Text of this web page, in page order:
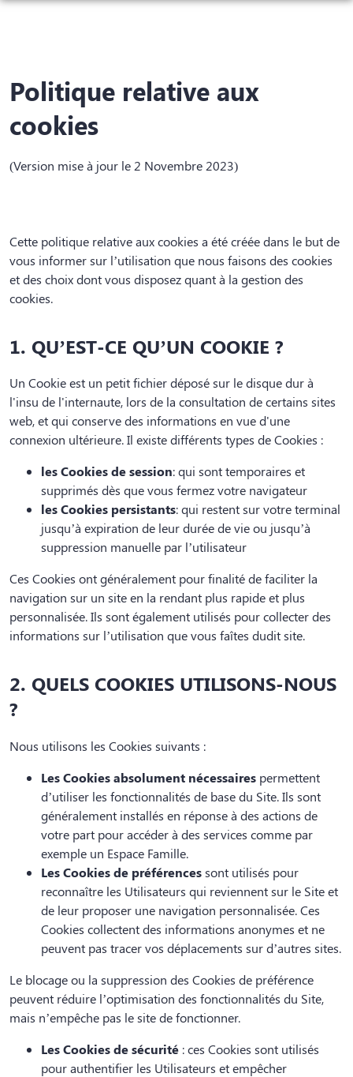
PRÉVOIR SES OBSÈQUES
MONUMENTS FUNÉRAIRES
SERVICES AUX FAMILLES
NOTRE CHAMBRE FUNÉRAIRE
CONFIGUREZ VOTRE MONUMENT
ESPACES HOMMAGES
Politique relative aux
cookies
(Version mise à jour le 2 Novembre 2023)
Cette politique relative aux cookies a été créée dans le but de
vous informer sur l’utilisation que nous faisons des cookies
et des choix dont vous disposez quant à la gestion des
cookies.
1. QU’EST-CE QU’UN COOKIE ?
Un Cookie est un petit fichier déposé sur le disque dur à
l'insu de l'internaute, lors de la consultation de certains sites
web, et qui conserve des informations en vue d'une
connexion ultérieure. Il existe différents types de Cookies :
les Cookies de session: qui sont temporaires et
supprimés dès que vous fermez votre navigateur
les Cookies persistants: qui restent sur votre terminal
jusqu’à expiration de leur durée de vie ou jusqu’à
suppression manuelle par l’utilisateur
Ces Cookies ont généralement pour finalité de faciliter la
navigation sur un site en la rendant plus rapide et plus
personnalisée. Ils sont également utilisés pour collecter des
informations sur l’utilisation que vous faîtes dudit site.
2. QUELS COOKIES UTILISONS-NOUS
?
Nous utilisons les Cookies suivants :
Les Cookies absolument nécessaires permettent
d’utiliser les fonctionnalités de base du Site. Ils sont
généralement installés en réponse à des actions de
votre part pour accéder à des services comme par
exemple un Espace Famille.
Les Cookies de préférencessont utilisés pour
reconnaître les Utilisateurs qui reviennent sur le Site et
de leur proposer une navigation personnalisée. Ces
Cookies collectent des informations anonymes et ne
peuvent pas tracer vos déplacements sur d’autres sites.
Le blocage ou la suppression des Cookies de préférence
peuvent réduire l’optimisation des fonctionnalités du Site,
mais n’empêche pas le site de fonctionner.
Les Cookies de sécurité : ces Cookies sont utilisés
pour authentifier les Utilisateurs et empêcher